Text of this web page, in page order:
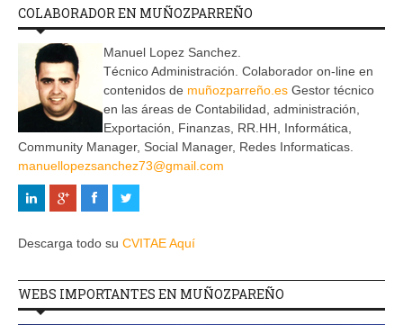
COLABORADOR EN MUÑOZPARREÑO
Manuel Lopez Sanchez.
Técnico Administración. Colaborador on-line en
contenidos de muñozparreño.es Gestor técnico
en las áreas de Contabilidad, administración,
Exportación, Finanzas, RR.HH, Informática,
Community Manager, Social Manager, Redes Informaticas.
manuellopezsanchez73@gmail.com
Descarga todo su CVITAE Aquí
WEBS IMPORTANTES EN MUÑOZPAREÑO